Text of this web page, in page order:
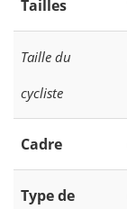
Tailles
Taille du
cycliste
Cadre
Type de